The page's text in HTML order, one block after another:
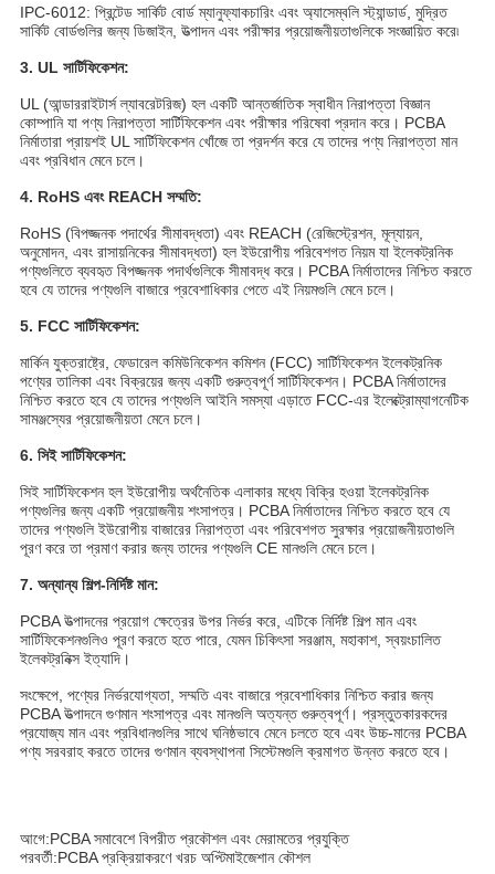
IPC-6012: প্রিন্টেড সার্কিট বোর্ড ম্যানুফ্যাকচারিং এবং অ্যাসেম্বলি স্ট্যান্ডার্ড, মুদ্রিত
সার্কিট বোর্ডগুলির জন্য ডিজাইন, উত্পাদন এবং পরীক্ষার প্রয়োজনীয়তাগুলিকে সংজ্ঞায়িত করে৷
3. UL সার্টিফিকেশন:
UL (আন্ডাররাইটার্স ল্যাবরেটরিজ) হল একটি আন্তর্জাতিক স্বাধীন নিরাপত্তা বিজ্ঞান
কোম্পানি যা পণ্য নিরাপত্তা সার্টিফিকেশন এবং পরীক্ষার পরিষেবা প্রদান করে। PCBA
নির্মাতারা প্রায়শই UL সার্টিফিকেশন খোঁজে তা প্রদর্শন করে যে তাদের পণ্য নিরাপত্তা মান
এবং প্রবিধান মেনে চলে।
4. RoHS এবং REACH সম্মতি:
RoHS (বিপজ্জনক পদার্থের সীমাবদ্ধতা) এবং REACH (রেজিস্ট্রেশন, মূল্যায়ন,
অনুমোদন, এবং রাসায়নিকের সীমাবদ্ধতা) হল ইউরোপীয় পরিবেশগত নিয়ম যা ইলেকট্রনিক
পণ্যগুলিতে ব্যবহৃত বিপজ্জনক পদার্থগুলিকে সীমাবদ্ধ করে। PCBA নির্মাতাদের নিশ্চিত করতে
হবে যে তাদের পণ্যগুলি বাজারে প্রবেশাধিকার পেতে এই নিয়মগুলি মেনে চলে।
5. FCC সার্টিফিকেশন:
মার্কিন যুক্তরাষ্ট্রে, ফেডারেল কমিউনিকেশন কমিশন (FCC) সার্টিফিকেশন ইলেকট্রনিক
পণ্যের তালিকা এবং বিক্রয়ের জন্য একটি গুরুত্বপূর্ণ সার্টিফিকেশন। PCBA নির্মাতাদের
নিশ্চিত করতে হবে যে তাদের পণ্যগুলি আইনি সমস্যা এড়াতে FCC-এর ইলেক্ট্রোম্যাগনেটিক
সামঞ্জস্যের প্রয়োজনীয়তা মেনে চলে।
6. সিই সার্টিফিকেশন:
সিই সার্টিফিকেশন হল ইউরোপীয় অর্থনৈতিক এলাকার মধ্যে বিক্রি হওয়া ইলেকট্রনিক
পণ্যগুলির জন্য একটি প্রয়োজনীয় শংসাপত্র। PCBA নির্মাতাদের নিশ্চিত করতে হবে যে
তাদের পণ্যগুলি ইউরোপীয় বাজারের নিরাপত্তা এবং পরিবেশগত সুরক্ষার প্রয়োজনীয়তাগুলি
পূরণ করে তা প্রমাণ করার জন্য তাদের পণ্যগুলি CE মানগুলি মেনে চলে।
7. অন্যান্য শিল্প-নির্দিষ্ট মান:
PCBA উত্পাদনের প্রয়োগ ক্ষেত্রের উপর নির্ভর করে, এটিকে নির্দিষ্ট শিল্প মান এবং
সার্টিফিকেশনগুলিও পূরণ করতে হতে পারে, যেমন চিকিৎসা সরঞ্জাম, মহাকাশ, স্বয়ংচালিত
ইলেকট্রনিক্স ইত্যাদি।
সংক্ষেপে, পণ্যের নির্ভরযোগ্যতা, সম্মতি এবং বাজারে প্রবেশাধিকার নিশ্চিত করার জন্য
PCBA উত্পাদনে গুণমান শংসাপত্র এবং মানগুলি অত্যন্ত গুরুত্বপূর্ণ। প্রস্তুতকারকদের
প্রযোজ্য মান এবং প্রবিধানগুলির সাথে ঘনিষ্ঠভাবে মেনে চলতে হবে এবং উচ্চ-মানের PCBA
পণ্য সরবরাহ করতে তাদের গুণমান ব্যবস্থাপনা সিস্টেমগুলি ক্রমাগত উন্নত করতে হবে।
আগে:PCBA সমাবেশে বিপরীত প্রকৌশল এবং মেরামতের প্রযুক্তি
পরবর্তী:PCBA প্রক্রিয়াকরণে খরচ অপ্টিমাইজেশান কৌশল